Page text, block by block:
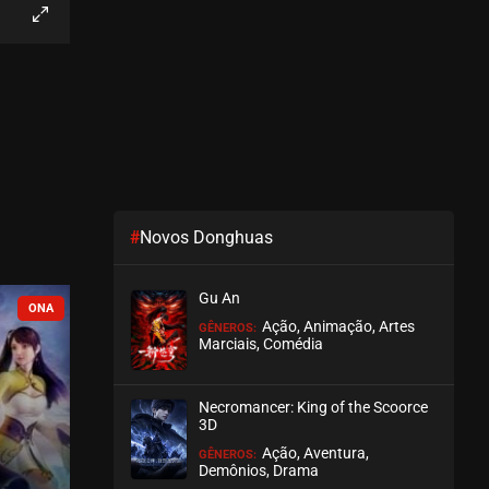
EPISÓDIO 03
ASSISTIDO
EPISÓDIO 01
COMPLETO COMPLETO
#Novos Donghuas
Gu An
GÊNEROS: Ação, Animação, Artes
Marciais, Comédia
Necromancer: King of the Scoorce
3D
GÊNEROS: Ação, Aventura,
Demônios, Drama